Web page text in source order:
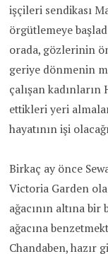
işçileri sendikası
örgütlemeye
orada, gözlerinin
geriye dönmenin
çalışan
ettikleri yeri
hayatının işi
Birkaç ay önce
Victoria Garden
ağacının altına
ağacına
Chandaben, hazır